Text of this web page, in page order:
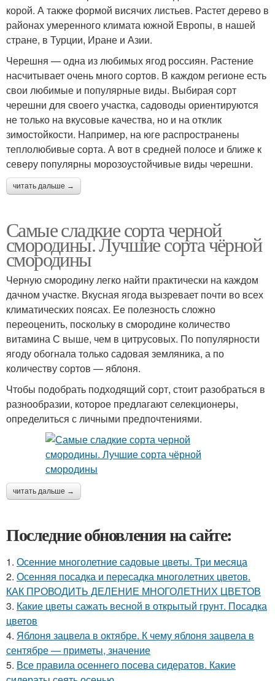
корой. А также формой висячих листьев. Растет дерево в
районах умеренного климата южной Европы, в нашей
стране, в Турции, Иране и Азии.
Черешня — одна из любимых ягод россиян. Растение
насчитывает очень много сортов. В каждом регионе есть
свои любимые и популярные виды. Выбирая сорт
черешни для своего участка, садоводы ориентируются
не только на вкусовые качества, но и на отклик
зимостойкости. Например, на юге распространены
теплолюбивые сорта. А вот в средней полосе и ближе к
северу популярны морозоустойчивые виды черешни.
читать дальше →
Самые сладкие сорта черной
смородины. Лучшие сорта чёрной
смородины
Черную смородину легко найти практически на каждом
дачном участке. Вкусная ягода вызревает почти во всех
климатических поясах. Ее полезность сложно
переоценить, поскольку в смородине количество
витамина С выше, чем в цитрусовых. По популярности
ягоду обогнала только садовая земляника, а по
количеству сортов — яблоня.
Чтобы подобрать подходящий сорт, стоит разобраться в
разнообразии, которое предлагают селекционеры,
определиться с личными предпочтениями.
читать дальше →
Последние обновления на сайте:
1. Осенние многолетние садовые цветы. Три месяца
2. Осенняя посадка и пересадка многолетних цветов.
КАК ПРОВОДИТЬ ДЕЛЕНИЕ МНОГОЛЕТНИХ ЦВЕТОВ
3. Какие цветы сажать весной в открытый грунт. Посадка
цветов
4. Яблоня зацвела в октябре. К чему яблоня зацвела в
сентябре — приметы, значение
5. Все правила осеннего посева сидератов. Какие